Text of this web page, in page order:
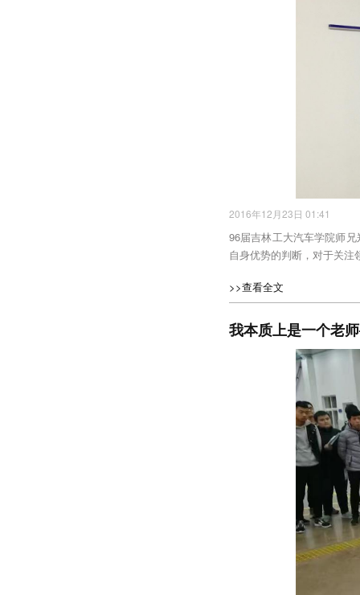
2016年12月23日 01:41
96届吉林工大汽车学院师
自身优势的判断，对于关
>>查看全文
我本质上是一个老